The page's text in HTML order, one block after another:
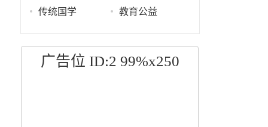
传统国学 教育公益
广告位 ID:2 99%x250